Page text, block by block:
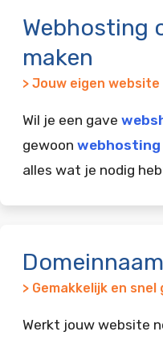
Webhosting
maken
> Jouw eigen
Wil je een gave
gewoon webhosting
alles wat je nodig
> Gemakkelijk en snel
Werkt jouw website